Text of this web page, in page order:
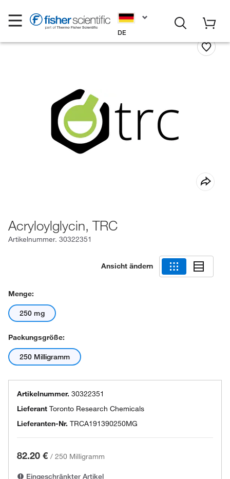
DE
Acryloylglycin, TRC
Artikelnummer. 30322351
Ansicht ändern
Menge:
250 mg
Packungsgröße:
250 Milligramm
Artikelnummer. 30322351
Lieferant Toronto Research Chemicals
Lieferanten-Nr. TRCA191390250MG
82.20 € / 250 Milligramm
Eingeschränkter Artikel